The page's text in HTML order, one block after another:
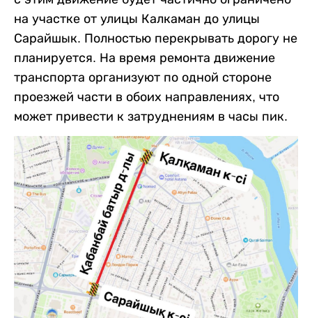
на участке от улицы Калкаман до улицы
Сарайшык. Полностью перекрывать дорогу не
планируется. На время ремонта движение
транспорта организуют по одной стороне
проезжей части в обоих направлениях, что
может привести к затруднениям в часы пик.